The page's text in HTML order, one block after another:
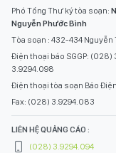
Phó Tổng Thư ký tòa soạn:
Nguyễn Phước Bình
Tòa soạn : 432-434 Nguyễn
Điện thoại báo SGGP: (028)
3.9294.098
Điện thoại tòa soạn Báo
Fax: (028) 3.9294.083
LIÊN HỆ QUẢNG CÁO :
(028) 3.9294.094